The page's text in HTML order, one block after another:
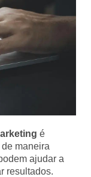
é
maneira
ajudar a
resultados.